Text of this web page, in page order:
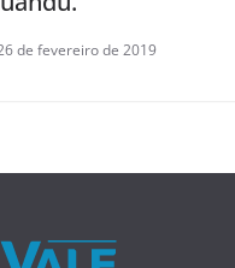
de fevereiro de 2019